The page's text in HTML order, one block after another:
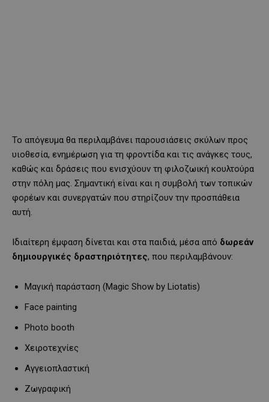
Το απόγευμα θα περιλαμβάνει παρουσιάσεις σκύλων προς
υιοθεσία, ενημέρωση για τη φροντίδα και τις ανάγκες τους,
καθώς και δράσεις που ενισχύουν τη φιλοζωική κουλτούρα
στην πόλη μας. Σημαντική είναι και η συμβολή των τοπικών
φορέων και συνεργατών που στηρίζουν την προσπάθεια
αυτή.
Ιδιαίτερη έμφαση δίνεται και στα παιδιά, μέσα από δωρεάν
δημιουργικές δραστηριότητες, που περιλαμβάνουν:
Μαγική παράσταση (Magic Show by Liotatis)
Face painting
Photo booth
Χειροτεχνίες
Αγγειοπλαστική
Ζωγραφική